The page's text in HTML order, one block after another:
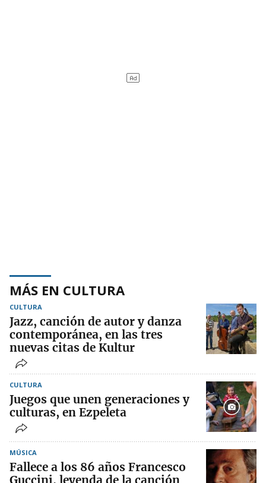
MÁS EN CULTURA
CULTURA
Jazz, canción de autor y danza
contemporánea, en las tres
nuevas citas de Kultur
CULTURA
Juegos que unen generaciones y
culturas, en Ezpeleta
MÚSICA
Fallece a los 86 años Francesco